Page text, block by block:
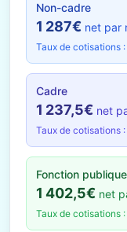
Non-cadre
1 287€ net par
Taux de cotisations :
Cadre
1 237,5€ net
Taux de cotisations :
Fonction publique
1 402,5€ net
Taux de cotisations :